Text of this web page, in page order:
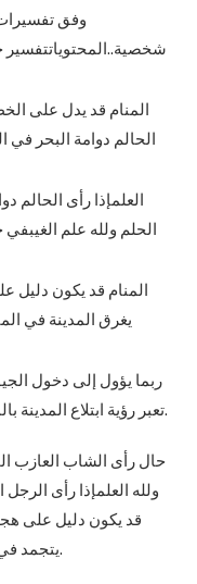
وفق
شخصية..المحتوياتتفسير
المنام قد يدل على
الحالم دوامة البحر في
العلمإذا رأى الحالم
الحلم ولله علم
المنام قد يكون دليل
يغرق المدينة في
ربما يؤول إلى دخول
تعبر رؤية ابتلاع المدينة بالماء عن الطوفان والله أعلى وأعلمفي.
حال رأى الشاب العازب
ولله العلمإذا رأى
قد يكون دليل على
يتجمد في المنامتفسير حلم البحر يتجمد في المنام.